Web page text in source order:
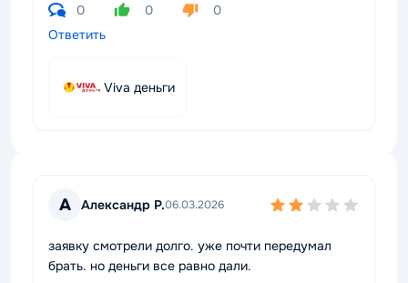
0 0
0
Ответить
Viva деньги
А Александр Р.06.03.2026
заявку смотрели долго. уже почти передумал
брать. но деньги все равно дали.